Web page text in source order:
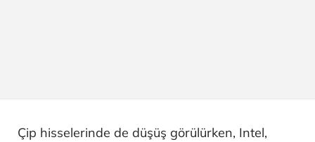
Çip hisselerinde de düşüş görülürken, Intel,